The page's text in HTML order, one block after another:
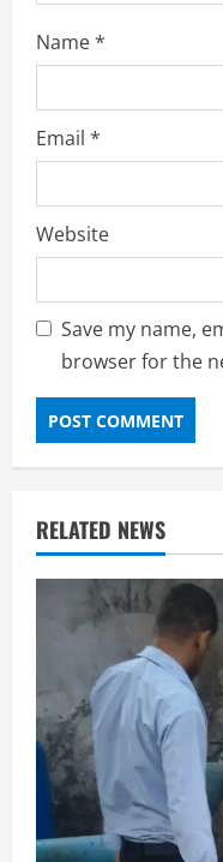
Name*
Email *
Website
Save my name,
browser for the
RELATED NEWS